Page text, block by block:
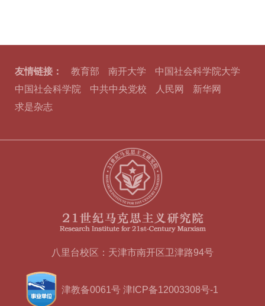
友情链接： 教育部 南开大学
中国社会科学院大学
中国社会科学院
中共中央党校 人民网
新华网
求是杂志
八里台校区：天津市南开区卫津路94号
津教备0061号 津ICP备12003308号-1